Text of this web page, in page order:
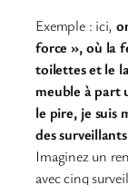
Exemple : ici,
force », où la
toilettes et le
meuble à part
le pire, je suis
des
Imaginez un
avec cinq